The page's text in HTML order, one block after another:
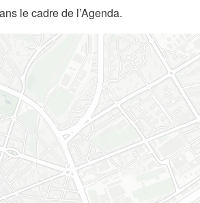
le cadre de l’Agenda.